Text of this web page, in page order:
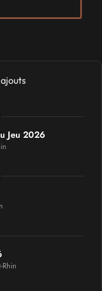
Jeu 2026